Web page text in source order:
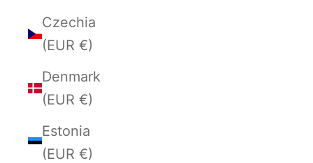
Czechia
(EUR €)
Denmark
(EUR €)
Estonia
(EUR €)